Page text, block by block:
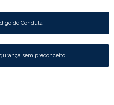
de Conduta
sem preconceito